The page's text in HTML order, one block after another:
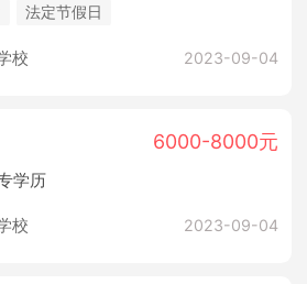
法定节假日
校 2023-09-04
6000-8000元
学历
校 2023-09-04